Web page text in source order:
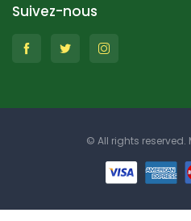
Suivez-nous
© All rights reserved.